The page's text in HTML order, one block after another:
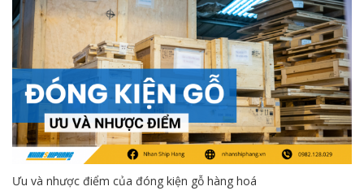
Ưu và nhược điểm của đóng kiện gỗ hàng hoá